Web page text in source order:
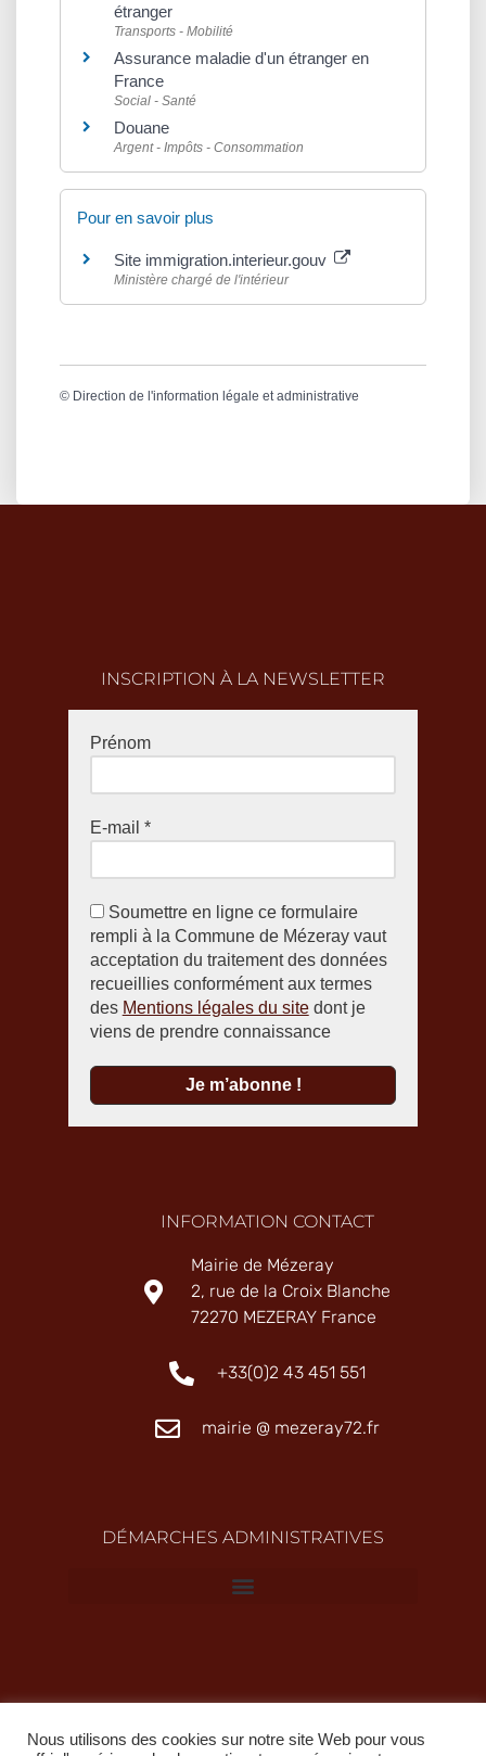
étranger
Transports - Mobilité
Assurance maladie d'un étranger en
France
Social - Santé
Douane
Argent - Impôts - Consommation
Pour en savoir plus
Site immigration.interieur.gouv
Ministère chargé de l'intérieur
© Direction de l'information légale et administrative
INSCRIPTION À LA NEWSLETTER
Prénom
E-mail *
Soumettre en ligne ce formulaire
rempli à la Commune de Mézeray vaut
acceptation du traitement des données
recueillies conformément aux termes
des Mentions légales du sitedont je
viens de prendre connaissance
INFORMATION CONTACT
Mairie de Mézeray
2, rue de la Croix Blanche
72270 MEZERAY France
+33(0)2 43 451 551
mairie @ mezeray72.fr
DÉMARCHES ADMINISTRATIVES
Nous utilisons des cookies sur notre site Web pour vous